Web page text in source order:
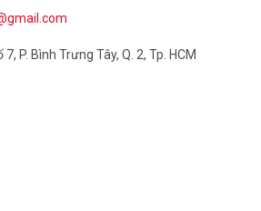
P. Bình Trưng Tây, Q. 2, Tp. HCM